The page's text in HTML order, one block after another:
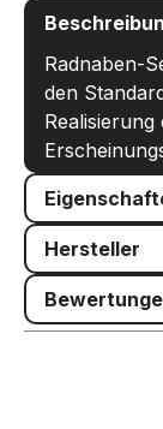
Radnaben-
den
Hersteller